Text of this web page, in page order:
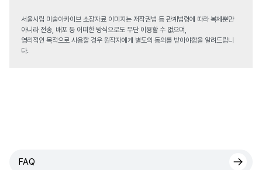
서울시립 미술아카이브 소장자료 이미지는 저작권법 등 관계법령에 따라 복제뿐만
아니라 전송, 배포 등 어떠한 방식으로도 무단 이용할 수 없으며,
영리적인 목적으로 사용할 경우 원작자에게 별도의 동의를 받아야함을 알려드립니
다.
FAQ